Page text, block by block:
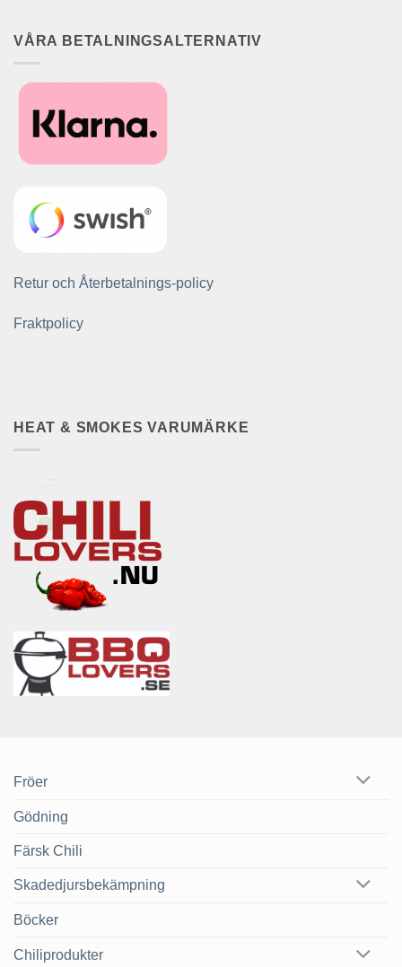
VÅRA BETALNINGSALTERNATIV
Retur och Återbetalnings-policy
Fraktpolicy
HEAT & SMOKES VARUMÄRKE
Fröer
Gödning
Färsk Chili
Skadedjursbekämpning
Böcker
Chiliprodukter